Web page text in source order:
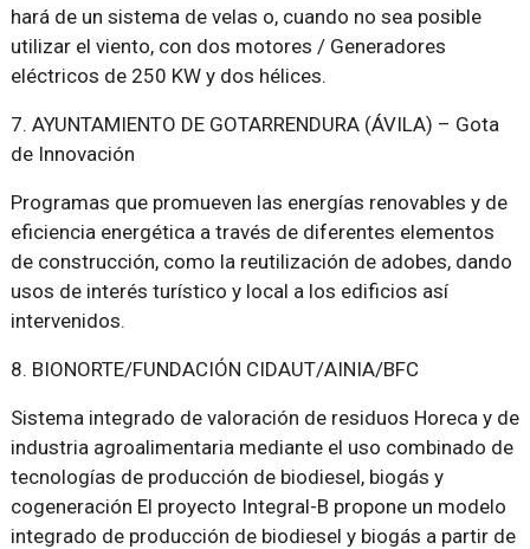
hará de un sistema de velas o, cuando no sea posible
utilizar el viento, con dos motores / Generadores
eléctricos de 250 KW y dos hélices.
7. AYUNTAMIENTO DE GOTARRENDURA (ÁVILA) – Gota
de Innovación
Programas que promueven las energías renovables y de
eficiencia energética a través de diferentes elementos
de construcción, como la reutilización de adobes, dando
usos de interés turístico y local a los edificios así
intervenidos.
8. BIONORTE/FUNDACIÓN CIDAUT/AINIA/BFC
Sistema integrado de valoración de residuos Horeca y de
industria agroalimentaria mediante el uso combinado de
tecnologías de producción de biodiesel, biogás y
cogeneración El proyecto Integral-B propone un modelo
integrado de producción de biodiesel y biogás a partir de